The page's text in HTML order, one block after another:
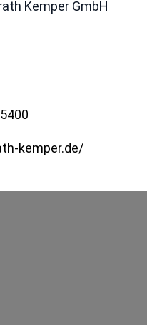
Kemper GmbH
kemper.de/